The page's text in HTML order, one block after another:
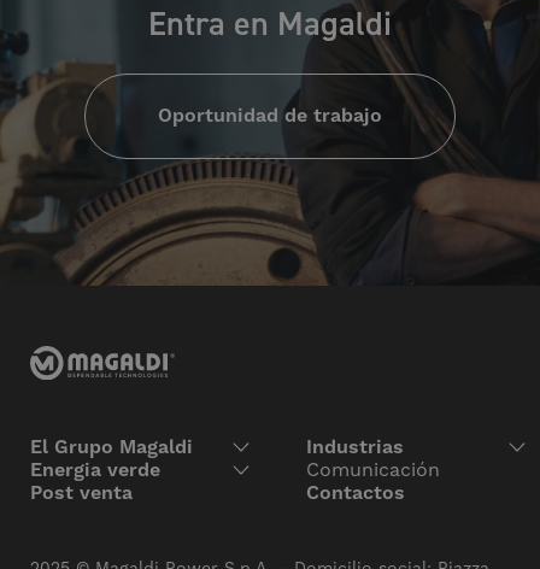
Entra en Magaldi
Oportunidad de trabajo
El Grupo Magaldi
Industrias
Energia verde
Comunicación
Post venta
Contactos